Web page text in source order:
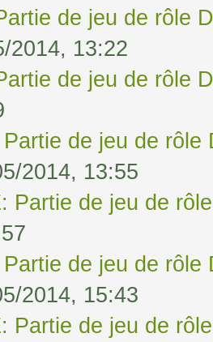
de jeu de rôle
2014, 13:22
de jeu de rôle
de jeu de rôle
2014, 13:55
Partie de jeu de
de jeu de rôle
2014, 15:43
Partie de jeu de